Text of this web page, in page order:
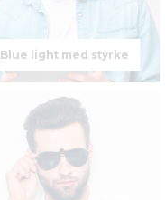
Blue light med styrke